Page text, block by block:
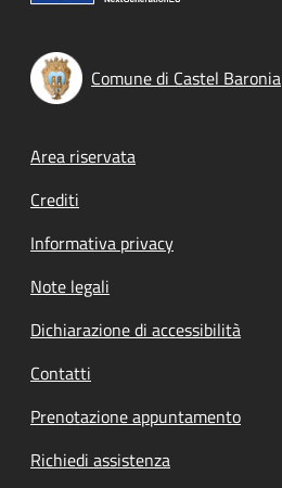
Comune di Castel Baronia
Footer menu
Area riservata
Crediti
Informativa privacy
Note legali
Dichiarazione di accessibilità
Contatti
Prenotazione appuntamento
Richiedi assistenza